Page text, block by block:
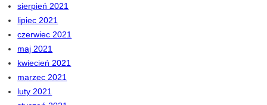
sierpień 2021
lipiec 2021
czerwiec 2021
maj 2021
kwiecień 2021
marzec 2021
luty 2021